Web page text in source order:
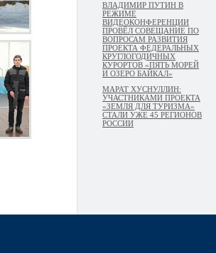
ВЛАДИМИР ПУТИН В
РЕЖИМЕ
ВИДЕОКОНФЕРЕНЦИИ
ПРОВЁЛ СОВЕЩАНИЕ ПО
ВОПРОСАМ РАЗВИТИЯ
ПРОЕКТА ФЕДЕРАЛЬНЫХ
КРУГЛОГОДИЧНЫХ
КУРОРТОВ «ПЯТЬ МОРЕЙ
И ОЗЕРО БАЙКАЛ»
МАРАТ ХУСНУЛЛИН:
УЧАСТНИКАМИ ПРОЕКТА
«ЗЕМЛЯ ДЛЯ ТУРИЗМА»
СТАЛИ УЖЕ 45 РЕГИОНОВ
РОССИИ